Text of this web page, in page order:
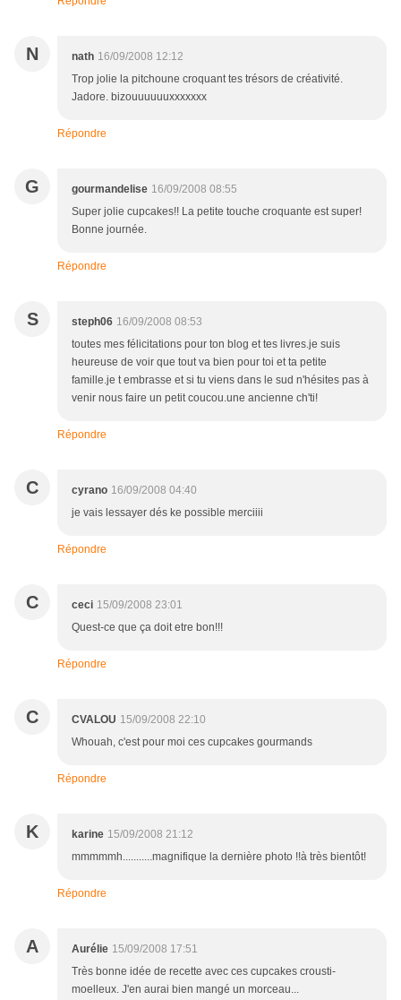
N nath 16/09/2008 12:12
Trop jolie la pitchoune croquant tes trésors de créativité.
Jadore. bizouuuuuuxxxxxxx
Répondre
G gourmandelise 16/09/2008 08:55
Super jolie cupcakes!! La petite touche croquante est super!
Bonne journée.
Répondre
S steph06 16/09/2008 08:53
toutes mes félicitations pour ton blog et tes livres.je suis
heureuse de voir que tout va bien pour toi et ta petite
famille.je t embrasse et si tu viens dans le sud n'hésites pas à
venir nous faire un petit coucou.une ancienne ch'ti!
Répondre
C cyrano 16/09/2008 04:40
je vais lessayer dés ke possible merciiii
Répondre
C ceci 15/09/2008 23:01
Quest-ce que ça doit etre bon!!!
Répondre
C CVALOU 15/09/2008 22:10
Whouah, c'est pour moi ces cupcakes gourmands
Répondre
K karine 15/09/2008 21:12
mmmmmh...........magnifique la dernière photo !!à très bientôt!
Répondre
A Aurélie 15/09/2008 17:51
Très bonne idée de recette avec ces cupcakes crousti-
moelleux. J'en aurai bien mangé un morceau...